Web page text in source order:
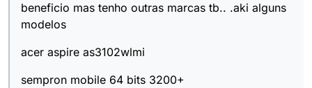
beneficio mas tenho outras marcas tb.. .aki alguns
modelos
acer aspire as3102wlmi
sempron mobile 64 bits 3200+